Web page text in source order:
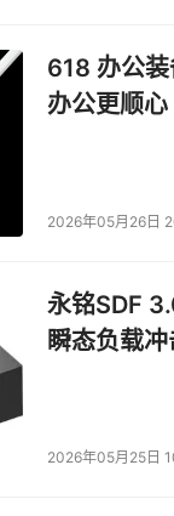
618 办公
办公更顺心
2026年05月26日
永铭SDF
瞬态负载
2026年05月25日